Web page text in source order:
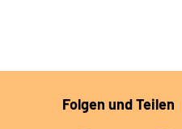
Folgen und Teilen